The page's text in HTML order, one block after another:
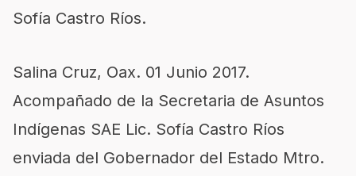
Sofía Castro Ríos.
Salina Cruz, Oax. 01 Junio 2017.
Acompañado de la Secretaria de Asuntos
Indígenas SAE Lic. Sofía Castro Ríos
enviada del Gobernador del Estado Mtro.